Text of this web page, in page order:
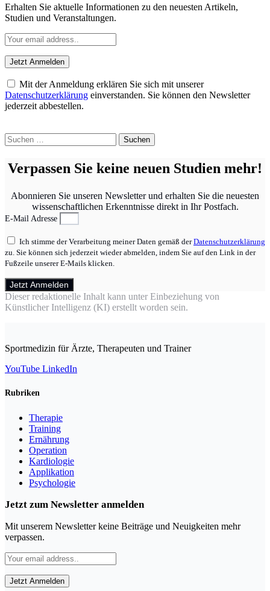
Erhalten Sie aktuelle Informationen zu den neuesten Artikeln,
Studien und Veranstaltungen.
Mit der Anmeldung erklären Sie sich mit unserer
Datenschutzerklärung einverstanden. Sie können den Newsletter
jederzeit abbestellen.
Suchen
nach:
Verpassen Sie keine neuen Studien mehr!
Abonnieren Sie unseren Newsletter und erhalten Sie die neuesten
wissenschaftlichen Erkenntnisse direkt in Ihr Postfach.
E-Mail Adresse
Ich stimme der Verarbeitung meiner Daten gemäß derDatenschutzerklärung
zu. Sie können sich jederzeit wieder abmelden, indem Sie auf den Link in der
Fußzeile unserer E-Mails klicken.
Jetzt Anmelden
Dieser redaktionelle Inhalt kann unter Einbeziehung von
Künstlicher Intelligenz (KI) erstellt worden sein.
Sportmedizin für Ärzte, Therapeuten und Trainer
YouTube LinkedIn
Rubriken
Therapie
Training
Ernährung
Operation
Kardiologie
Applikation
Psychologie
Jetzt zum Newsletter anmelden
Mit unserem Newsletter keine Beiträge und Neuigkeiten mehr
verpassen.